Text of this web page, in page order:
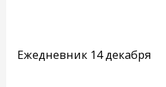
Ежедневник 14 декабря